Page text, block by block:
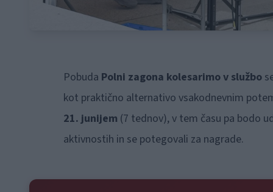
Pobuda Polni zagona kolesarimo v službo
kot praktično alternativo vsakodnevnim
21. junijem (7 tednov), v tem času pa bodo
aktivnostih in se potegovali za nagrade.